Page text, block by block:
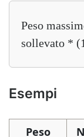
Peso
sollevato *
Esempi
Peso